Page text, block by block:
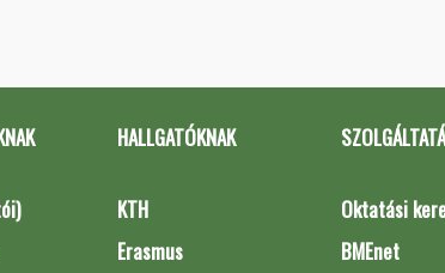
HALLGATÓKNAK
KTH
Erasmus
Oktatási
BMEnet